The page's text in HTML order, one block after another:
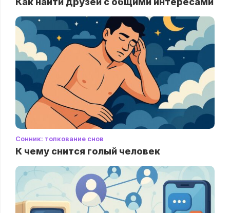
Сонник: толкование снов
К чему снится голый человек